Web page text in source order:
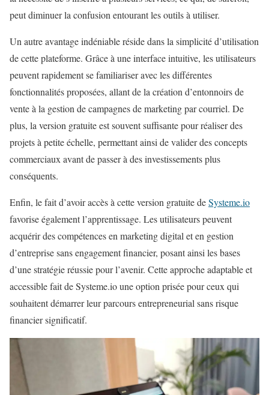
peut diminuer la confusion entourant les outils à utiliser.
Un autre avantage indéniable réside dans la simplicité d’utilisation
de cette plateforme. Grâce à une interface intuitive, les utilisateurs
peuvent rapidement se familiariser avec les différentes
fonctionnalités proposées, allant de la création d’entonnoirs de
vente à la gestion de campagnes de marketing par courriel. De
plus, la version gratuite est souvent suffisante pour réaliser des
projets à petite échelle, permettant ainsi de valider des concepts
commerciaux avant de passer à des investissements plus
conséquents.
Enfin, le fait d’avoir accès à cette version gratuite deSysteme.io
favorise également l’apprentissage. Les utilisateurs peuvent
acquérir des compétences en marketing digital et en gestion
d’entreprise sans engagement financier, posant ainsi les bases
d’une stratégie réussie pour l’avenir. Cette approche adaptable et
accessible fait de Systeme.io une option prisée pour ceux qui
souhaitent démarrer leur parcours entrepreneurial sans risque
financier significatif.